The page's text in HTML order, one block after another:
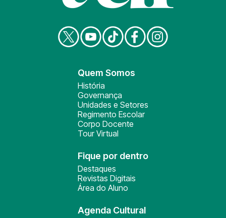
Quem Somos
História
Governança
Unidades e Setores
Regimento Escolar
Corpo Docente
Tour Virtual
Fique por dentro
Destaques
Revistas Digitais
Área do Aluno
Agenda Cultural